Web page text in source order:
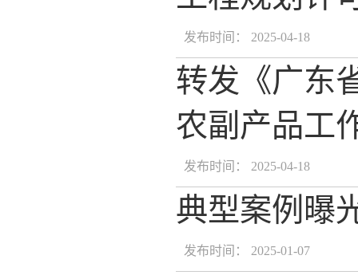
发布时间： 2025-04-18
转发《广东
农副产品工
发布时间： 2025-04-18
典型案例曝
发布时间： 2025-01-07